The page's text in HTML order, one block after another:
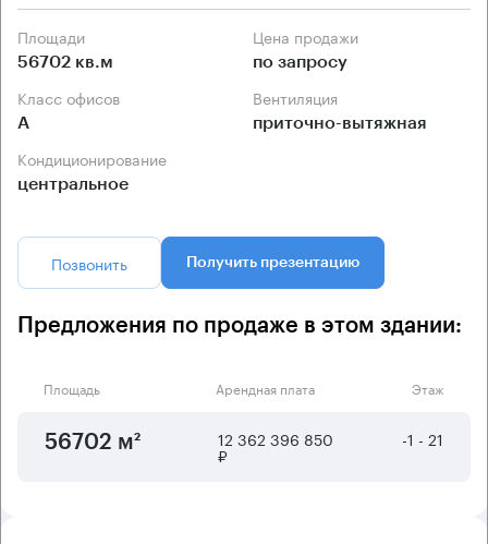
Площади
56702 кв.м
Цена продажи
по запросу
Класс офисов
А
Вентиляция
приточно-вытяжная
Кондиционирование
центральное
Позвонить Получить презентацию
Предложения по продаже в этом здании:
Площадь Арендная плата Этаж
56702 м² 12 362 396 850
₽
-1 - 21